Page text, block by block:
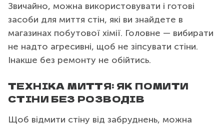
Звичайно, можна використовувати і готові
засоби для миття стін, які ви знайдете в
магазинах побутової хімії. Головне — вибирати
не надто агресивні, щоб не зіпсувати стіни.
Інакше без ремонту не обійтись.
ТЕХНІКА МИТТЯ: ЯК ПОМИТИ
СТІНИ БЕЗ РОЗВОДІВ
Щоб відмити стіну від забруднень, можна